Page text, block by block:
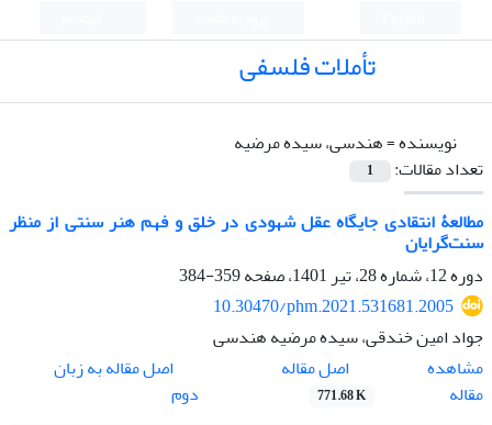
تأملات فلسفی
نویسنده =هندسی، سیده مرضیه
تعداد مقالات:
1
مطالعۀ انتقادی جایگاه عقل شهودی در خلق و فهم هنر سنتی از منظر
سنت‌گرایان
دوره 12، شماره 28، تیر 1401، صفحه
359-384
10.30470/phm.2021.531681.2005
جواد امین خندقی، سیده مرضیه هندسی
مشاهده
مقاله
اصل مقاله
771.68 K
اصل مقاله به زبان
دوم